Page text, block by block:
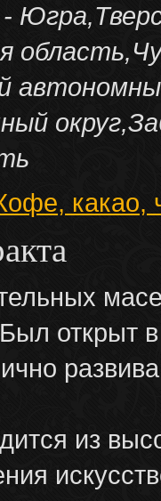
какао,
открыт
из